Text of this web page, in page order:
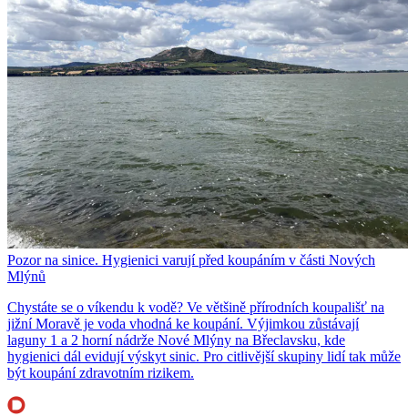
Pozor na sinice. Hygienici varují před koupáním v části Nových
Mlýnů
Chystáte se o víkendu k vodě? Ve většině přírodních koupališť na
jižní Moravě je voda vhodná ke koupání. Výjimkou zůstávají
laguny 1 a 2 horní nádrže Nové Mlýny na Břeclavsku, kde
hygienici dál evidují výskyt sinic. Pro citlivější skupiny lidí tak může
být koupání zdravotním rizikem.